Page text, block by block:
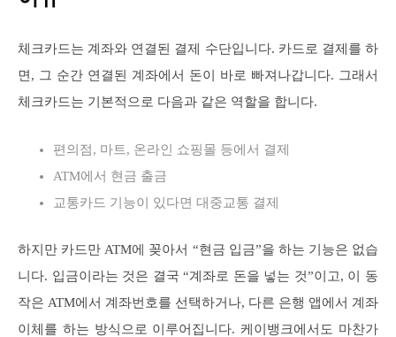
체크카드는 계좌와 연결된 결제 수단입니다. 카드로 결제를 하
면, 그 순간 연결된 계좌에서 돈이 바로 빠져나갑니다. 그래서
체크카드는 기본적으로 다음과 같은 역할을 합니다.
편의점, 마트, 온라인 쇼핑몰 등에서 결제
ATM에서 현금 출금
교통카드 기능이 있다면 대중교통 결제
하지만 카드만 ATM에 꽂아서 “현금 입금”을 하는 기능은 없습
니다. 입금이라는 것은 결국 “계좌로 돈을 넣는 것”이고, 이 동
작은 ATM에서 계좌번호를 선택하거나, 다른 은행 앱에서 계좌
이체를 하는 방식으로 이루어집니다. 케이뱅크에서도 마찬가